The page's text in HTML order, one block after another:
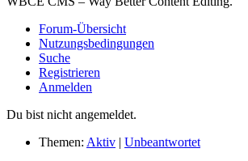
Forum-Übersicht
Nutzungsbedingungen
Suche
Registrieren
Anmelden
Du bist nicht angemeldet.
Themen: Aktiv | Unbeantwortet